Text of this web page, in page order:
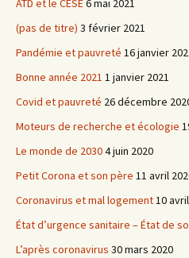
ATD et le CESE6 mai 2021
(pas de titre) 3 février 2021
Pandémie et pauvreté 16 janvier
Bonne année 2021 1 janvier 2021
Covid et pauvreté 26 décembre
Moteurs de recherche et écologie
Le monde de 20304 juin 2020
Petit Corona et son père 11 avril
Coronavirus et mal logement10
État d’urgence sanitaire – État de
L’après coronavirus 30 mars 2020